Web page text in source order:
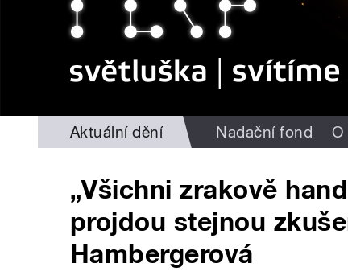
Aktuální dění Nadační fond O
„Všichni zrakově
projdou stejnou
Hambergerová